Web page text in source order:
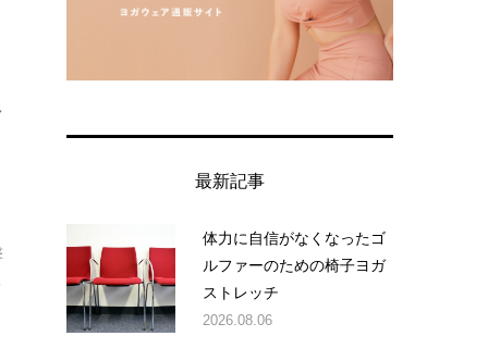
最新記事
体力に自信がなくなったゴ
ルファーのための椅子ヨガ
ストレッチ
2026.08.06